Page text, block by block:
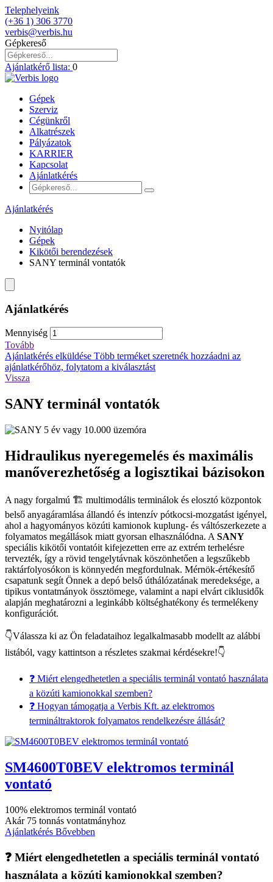
Telephelyeink
(+36 1) 306 3770
verbis@verbis.hu
Gépkereső
Ajánlatkérő lista: 0
Gépek
Szerviz
Cégünkről
Alkatrészek
Pályázatok
KARRIER
Kapcsolat
Ajánlatkérés
Ajánlatkérés
Nyitólap
Gépek
Kikötői berendezések
SANY terminál vontatók
Ajánlatkérés
Mennyiség
Tovább
Ajánlatkérés elküldése Több terméket szeretnék hozzáadni az
ajánlatkérőhöz, folytatom a kiválasztást
Vissza
SANY terminál vontatók
Hidraulikus nyeregemelés és maximális
manőverezhetőség a logisztikai bázisokon
A nagy forgalmú 🏗️ multimodális terminálok és elosztó központok
belső anyagáramlása állandó és intenzív pótkocsi-mozgatást igényel,
ahol a hagyományos közúti kamionok kuplung- és váltószerkezete a
folyamatos megállások miatt gyorsan elhasználódna. A SANY
speciális kikötői vontatóit kifejezetten erre az extrém terhelésre
tervezték, így a rövid tengelytávnak köszönhetően a legszűkebb
raktárfolyosókon is könnyedén megfordulnak. Mérnök-értékesítő
csapatunk segít Önnek a depó belső úthálózatának meredeksége, a
tipikus vontatmányok össztömege, valamint a napi elvárt ciklusidők
alapján meghatározni a leginkább költséghatékony és termelékeny
konfigurációt.
👇Válassza ki az Ön feladataihoz legalkalmasabb modellt az alábbi
listából, vagy kattintson a részletes szakmai kérdésekre!👇
❓ Miért elengedhetetlen a speciális terminál vontató használata
a közúti kamionokkal szemben?
❓ Hogyan támogatja a Verbis Kft. az elektromos
termináltraktorok folyamatos rendelkezésre állását?
SM4600T0BEV elektromos terminál
vontató
100% elektromos terminál vontató
Akár 75 tonnás vontatmányhoz
Ajánlatkérés Bővebben
❓ Miért elengedhetetlen a speciális terminál vontató
használata a közúti kamionokkal szemben?